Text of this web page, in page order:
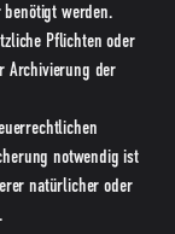
werden.
Pflichten oder
Archivierung der
notwendig ist
natürlicher oder